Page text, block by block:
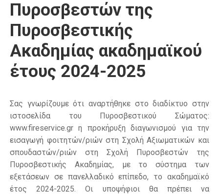
Πυροσβεστών της
Πυροσβεστικής
Ακαδημίας ακαδημαϊκού
έτους 2024-2025
Σας γνωρίζουμε ότι αναρτήθηκε στο διαδίκτυο στην
ιστοσελίδα του Πυροσβεστικού Σώματος:
www.fireservice.gr η προκήρυξη διαγωνισμού για την
εισαγωγή φοιτητών/ριών στη Σχολή Αξιωματικών και
σπουδαστών/ριών στη Σχολή Πυροσβεστών της
Πυροσβεστικής Ακαδημίας, με το σύστημα των
εξετάσεων σε πανελλαδικό επίπεδο, το ακαδημαϊκό
έτος 2024-2025. Οι υποψήφιοι θα πρέπει να